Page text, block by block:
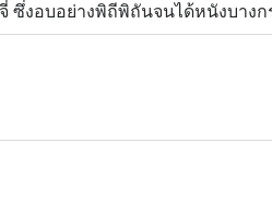
ซึ่งอบอย่างพิถีพิถันจนได้หนังบาง
รื่องเคียงแบบต้นตำรับ เพิ่มความ
าฮื้ออบแห้ง, ปลากะพงนึ่งซีอิ๊วกับหั
านยังมีบริการทั้ง เมนูอาหารตาม
โอกาสพิเศษกับครอบครัวและเพื่
ตำนาน กับประสบการณ์การรับปร